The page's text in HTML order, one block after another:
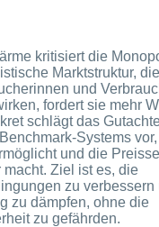
kritisiert die
Marktstruktur,
und
fordert sie mehr
schlägt das
Systems
und die
Ziel ist es, die
zu verbessern
zu dämpfen, ohne die
zu gefährden.